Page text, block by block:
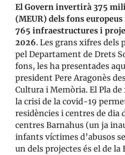
El Govern invertirà 375
(MEUR) dels fons
765 infraestructures i
2026. Les grans xifres dels
pel Departament de Drets
fons, les ha presentades
president Pere Aragonès
Cultura i Memòria. El Pla
la crisi de la covid-19
residències i centres de dia
centres Barnahus (un ja
infants víctimes d’abusos
un dels projectes és el de la